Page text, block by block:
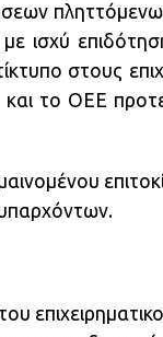
ισχύ
στους
το ΟΕΕ